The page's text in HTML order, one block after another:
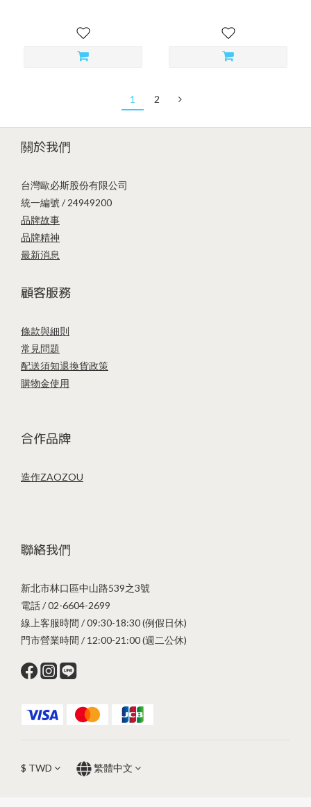
1 2
關於我們
台灣歐必斯股份有限公司
統一編號 / 24949200
品牌故事
品牌精神
最新消息
顧客服務
條款與細則
常見問題
配送須知退換貨政策
購物金使用
合作品牌
造作ZAOZOU
聯絡我們
新北市林口區中山路539之3號
電話 / 02-6604-2699
線上客服時間 / 09:30-18:30 (例假日休)
門市營業時間 / 12:00-21:00 (週二公休)
$ TWD 繁體中文